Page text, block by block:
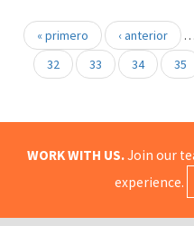
« primero ‹ anterior …
32
33 34 35
WORK WITH US.Join our
experience.